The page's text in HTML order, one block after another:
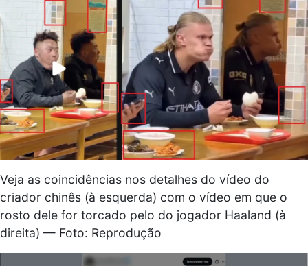
Veja as coincidências nos detalhes do vídeo do
criador chinês (à esquerda) com o vídeo em que o
rosto dele for torcado pelo do jogador Haaland (à
direita) — Foto: Reprodução